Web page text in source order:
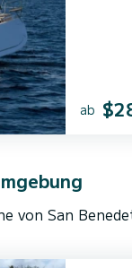
ab
von San